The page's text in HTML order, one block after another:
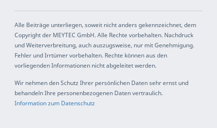
Alle Beiträge unterliegen, soweit nicht anders gekennzeichnet, dem
Copyright der MEYTEC GmbH. Alle Rechte vorbehalten. Nachdruck
und Weiterverbreitung, auch auszugsweise, nur mit Genehmigung.
Fehler und Irrtümer vorbehalten. Rechte können aus den
vorliegenden Informationen nicht abgeleitet werden.
Wir nehmen den Schutz Ihrer persönlichen Daten sehr ernst und
behandeln Ihre personenbezogenen Daten vertraulich.
Information zum Datenschutz